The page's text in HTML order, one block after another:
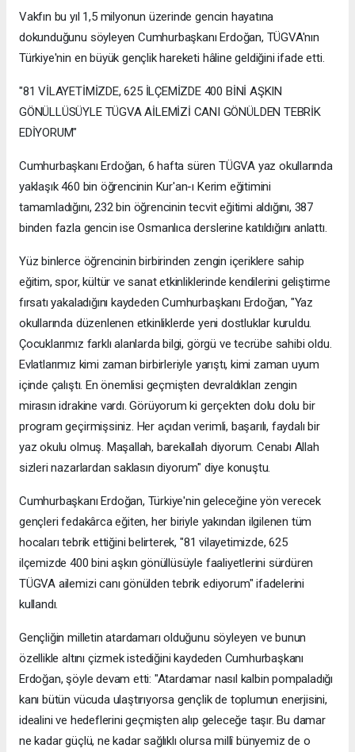
Vakfın bu yıl 1,5 milyonun üzerinde gencin hayatına
dokunduğunu söyleyen Cumhurbaşkanı Erdoğan, TÜGVA'nın
Türkiye'nin en büyük gençlik hareketi hâline geldiğini ifade etti.
"81 VİLAYETİMİZDE, 625 İLÇEMİZDE 400 BİNİ AŞKIN
GÖNÜLLÜSÜYLE TÜGVA AİLEMİZİ CANI GÖNÜLDEN TEBRİK
EDİYORUM"
Cumhurbaşkanı Erdoğan, 6 hafta süren TÜGVA yaz okullarında
yaklaşık 460 bin öğrencinin Kur'an-ı Kerim eğitimini
tamamladığını, 232 bin öğrencinin tecvit eğitimi aldığını, 387
binden fazla gencin ise Osmanlıca derslerine katıldığını anlattı.
Yüz binlerce öğrencinin birbirinden zengin içeriklere sahip
eğitim, spor, kültür ve sanat etkinliklerinde kendilerini geliştirme
fırsatı yakaladığını kaydeden Cumhurbaşkanı Erdoğan, "Yaz
okullarında düzenlenen etkinliklerde yeni dostluklar kuruldu.
Çocuklarımız farklı alanlarda bilgi, görgü ve tecrübe sahibi oldu.
Evlatlarımız kimi zaman birbirleriyle yarıştı, kimi zaman uyum
içinde çalıştı. En önemlisi geçmişten devraldıkları zengin
mirasın idrakine vardı. Görüyorum ki gerçekten dolu dolu bir
program geçirmişsiniz. Her açıdan verimli, başarılı, faydalı bir
yaz okulu olmuş. Maşallah, barekallah diyorum. Cenabı Allah
sizleri nazarlardan saklasın diyorum" diye konuştu.
Cumhurbaşkanı Erdoğan, Türkiye'nin geleceğine yön verecek
gençleri fedakârca eğiten, her biriyle yakından ilgilenen tüm
hocaları tebrik ettiğini belirterek, "81 vilayetimizde, 625
ilçemizde 400 bini aşkın gönüllüsüyle faaliyetlerini sürdüren
TÜGVA ailemizi canı gönülden tebrik ediyorum" ifadelerini
kullandı.
Gençliğin milletin atardamarı olduğunu söyleyen ve bunun
özellikle altını çizmek istediğini kaydeden Cumhurbaşkanı
Erdoğan, şöyle devam etti: "Atardamar nasıl kalbin pompaladığı
kanı bütün vücuda ulaştırıyorsa gençlik de toplumun enerjisini,
idealini ve hedeflerini geçmişten alıp geleceğe taşır. Bu damar
ne kadar güçlü, ne kadar sağlıklı olursa millî bünyemiz de o